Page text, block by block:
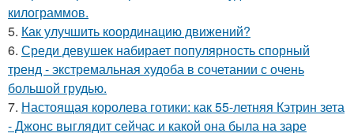
килограммов.
5. Как улучшить координацию движений?
6. Среди девушек набирает популярность спорный
тренд - экстремальная худоба в сочетании с очень
большой грудью.
7. Настоящая королева готики: как 55-летняя Кэтрин зета
- Джонс выглядит сейчас и какой она была на заре